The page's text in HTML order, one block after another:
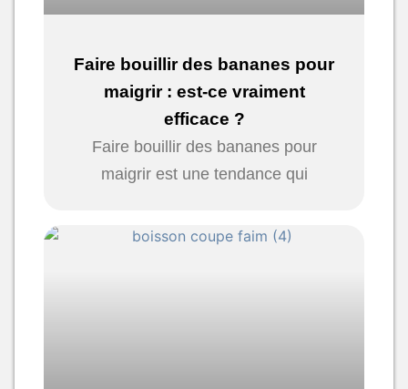
Faire bouillir des bananes pour
maigrir : est-ce vraiment
efficace ?
Faire bouillir des bananes pour
maigrir est une tendance qui